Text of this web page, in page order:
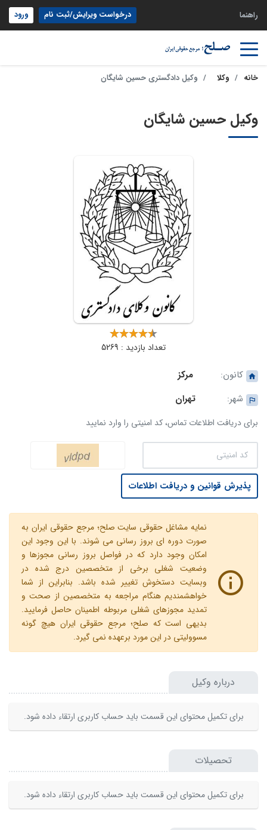
راهنما درخواست ویرایش/ثبت نام ورود
خانه وکلا وکیل دادگستری حسین شایگان
وکیل حسین شایگان
تعداد بازدید : 5269
کانون:
مرکز
شهر:
تهران
برای دریافت اطلاعات تماس، کد امنیتی را وارد نمایید
پذیرش قوانین و دریافت اطلاعات
نمایه مشاغل حقوقی سایت صلح؛ مرجع حقوقی ایران به
صورت دوره ای بروز رسانی می شوند. با این وجود این
امکان وجود دارد که در فواصل بروز رسانی مجوزها و
وضعیت شغلی برخی از متخصصین درج شده در
وبسایت دستخوش تغییر شده باشد. بنابراین از شما
خواهشمندیم هنگام مراجعه به متخصصین از صحت و
تمدید مجوزهای شغلی مربوطه اطمینان حاصل فرمایید.
بدیهی است که صلح؛ مرجع حقوقی ایران هیچ گونه
مسوولیتی در این مورد برعهده نمی گیرد.
درباره وکیل
برای تکمیل محتوای این قسمت باید حساب کاربری ارتقاء داده شود.
تحصیلات
برای تکمیل محتوای این قسمت باید حساب کاربری ارتقاء داده شود.